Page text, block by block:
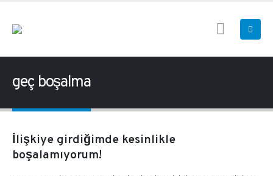
geç boşalma
İlişkiye girdiğimde kesinlikle
boşalamıyorum!